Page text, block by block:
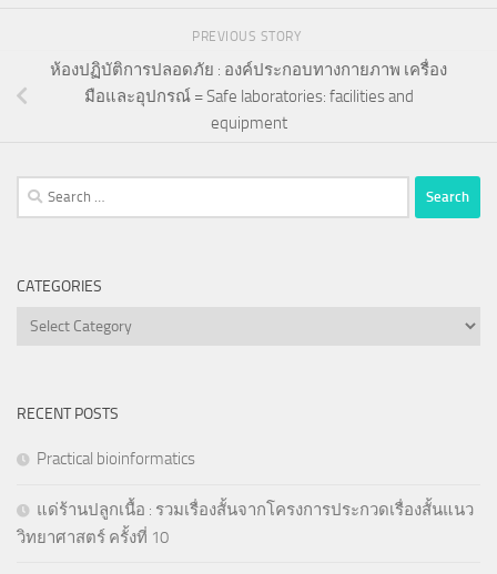
PREVIOUS STORY
ห้องปฏิบัติการปลอดภัย : องค์ประกอบทางกายภาพ เครื่อง
มือและอุปกรณ์ = Safe laboratories: facilities and
equipment
Search
for:
CATEGORIES
Categories
RECENT POSTS
Practical bioinformatics
แด่ร้านปลูกเนื้อ : รวมเรื่องสั้นจากโครงการประกวดเรื่องสั้นแนว
วิทยาศาสตร์ ครั้งที่ 10